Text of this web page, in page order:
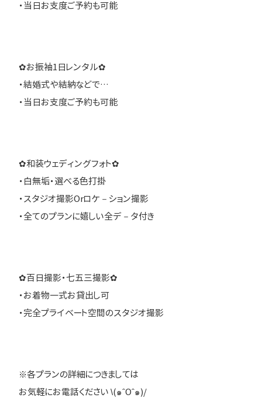
・当日お支度ご予約も可能
✿お振袖1日レンタル✿
・結婚式や結納などで…
・当日お支度ご予約も可能
✿和装ウェディングフォト✿
・白無垢・選べる色打掛
・スタジオ撮影Orロケ－ション撮影
・全てのプランに嬉しい全デ－タ付き
✿百日撮影・七五三撮影✿
・お着物一式お貸出し可
・完全プライベート空間のスタジオ撮影
※各プランの詳細につきましては
お気軽にお電話ください \(๑ˆOˆ๑)/